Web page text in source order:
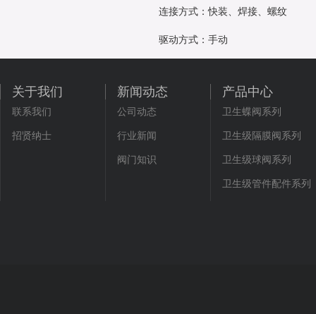
连接方式：快装、焊接、螺纹
驱动方式：手动
关于我们
联系我们
招贤纳士
新闻动态
公司动态
行业新闻
阀门知识
产品中心
卫生蝶阀系列
卫生级隔膜阀系列
卫生级球阀系列
卫生级管件配件系列